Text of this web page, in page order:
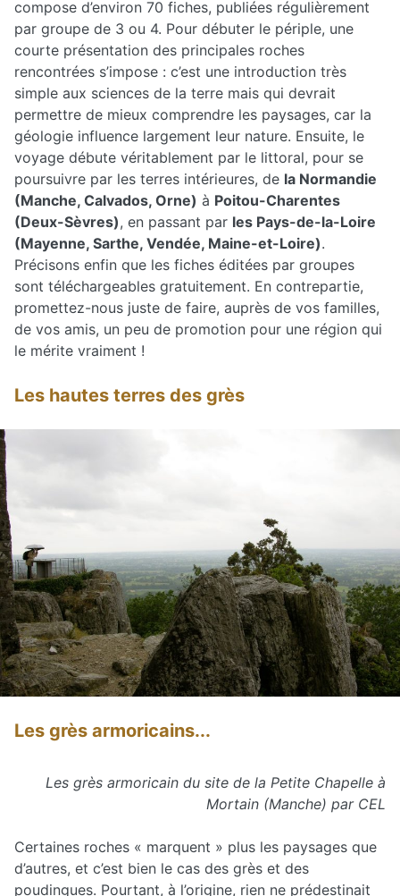
compose d’environ 70 fiches, publiées régulièrement
par groupe de 3 ou 4. Pour débuter le périple, une
courte présentation des principales roches
rencontrées s’impose : c’est une introduction très
simple aux sciences de la terre mais qui devrait
permettre de mieux comprendre les paysages, car la
géologie influence largement leur nature. Ensuite, le
voyage débute véritablement par le littoral, pour se
poursuivre par les terres intérieures, de la Normandie
(Manche, Calvados, Orne) à Poitou-Charentes
(Deux-Sèvres), en passant par les Pays-de-la-Loire
(Mayenne, Sarthe, Vendée, Maine-et-Loire).
Précisons enfin que les fiches éditées par groupes
sont téléchargeables gratuitement. En contrepartie,
promettez-nous juste de faire, auprès de vos familles,
de vos amis, un peu de promotion pour une région qui
le mérite vraiment !
Les hautes terres des grès
Les grès armoricains...
Les grès armoricain du site de la Petite Chapelle à
Mortain (Manche) par CEL
Certaines roches « marquent » plus les paysages que
d’autres, et c’est bien le cas des grès et des
poudingues. Pourtant, à l’origine, rien ne prédestinait